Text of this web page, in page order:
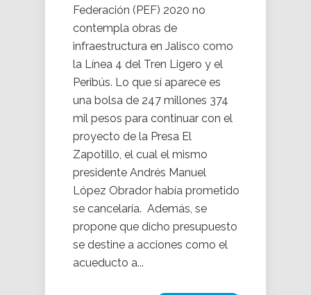
Federación (PEF) 2020 no
contempla obras de
infraestructura en Jalisco como
la Línea 4 del Tren Ligero y el
Peribús. Lo que sí aparece es
una bolsa de 247 millones 374
mil pesos para continuar con el
proyecto de la Presa El
Zapotillo, el cual el mismo
presidente Andrés Manuel
López Obrador había prometido
se cancelaría. Además, se
propone que dicho presupuesto
se destine a acciones como el
acueducto a...